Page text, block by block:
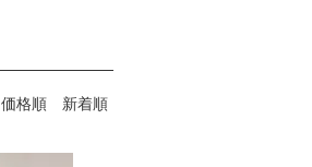
価格順 新着順